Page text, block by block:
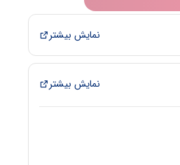
نمایش بیشتر
نمایش بیشتر